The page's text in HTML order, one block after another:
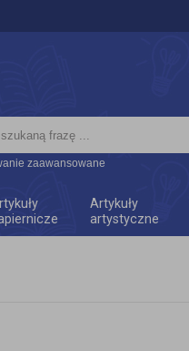
zaawansowane
Artykuły
artystyczne